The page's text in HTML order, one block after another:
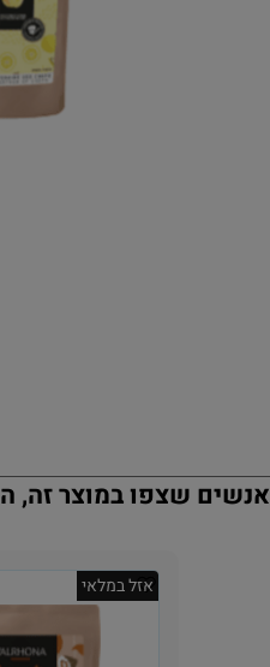
שצפו במוצר זה,
אזל במלאי